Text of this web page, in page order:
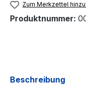
Zum Merkzettel
Produktnummer:
Beschreibung